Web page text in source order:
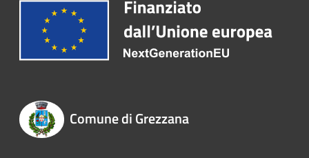
Comune di Grezzana